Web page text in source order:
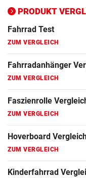
PRODUKT
ZUM VERGLEICH
Fahrrad Test
ZUM VERGLEICH
Fahrradanhänger
ZUM VERGLEICH
Faszienrolle
ZUM VERGLEICH
Hoverboard
ZUM VERGLEICH
Kinderfahrrad